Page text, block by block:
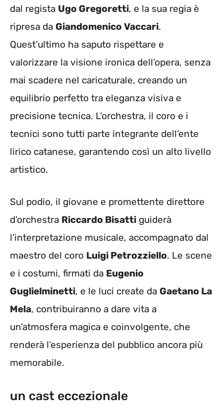
dal regista Ugo Gregoretti, e la sua regia è
ripresa da Giandomenico Vaccari.
Quest’ultimo ha saputo rispettare e
valorizzare la visione ironica dell’opera, senza
mai scadere nel caricaturale, creando un
equilibrio perfetto tra eleganza visiva e
precisione tecnica. L’orchestra, il coro e i
tecnici sono tutti parte integrante dell’ente
lirico catanese, garantendo così un alto livello
artistico.
Sul podio, il giovane e promettente direttore
d’orchestra Riccardo Bisatti guiderà
l’interpretazione musicale, accompagnato dal
maestro del coro Luigi Petrozziello. Le scene
e i costumi, firmati da Eugenio
Guglielminetti, e le luci create da Gaetano La
Mela, contribuiranno a dare vita a
un’atmosfera magica e coinvolgente, che
renderà l’esperienza del pubblico ancora più
memorabile.
un cast eccezionale